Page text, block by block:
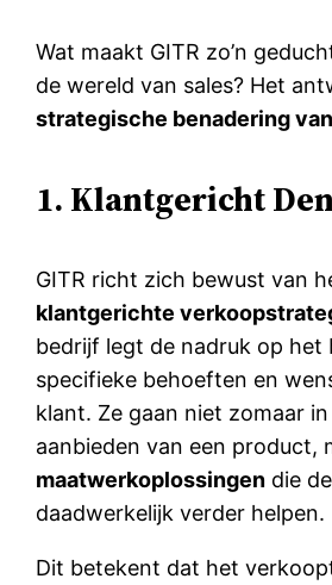
Wat maakt GITR zo’n
de wereld van sales? Het
strategische benadering
1. Klantgericht
GITR richt zich bewust van
klantgerichte
bedrijf legt de nadruk op het
specifieke behoeften en
klant. Ze gaan niet zomaar
aanbieden van een product,
maatwerkoplossingen die
daadwerkelijk verder helpen.
Dit betekent dat het